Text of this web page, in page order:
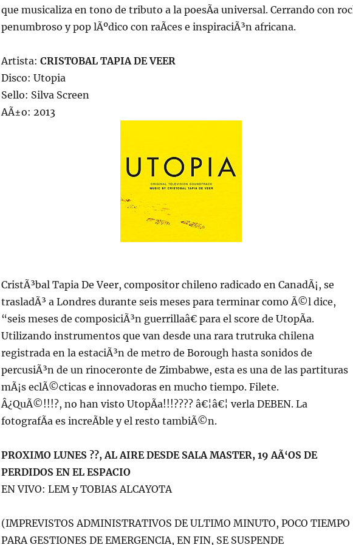
que musicaliza en tono de tributo a la poesÃ­a universal. Cerrando con
penumbroso y pop lÃºdico con raÃ­ces e inspiraciÃ³n africana.
Artista: CRISTOBAL TAPIA DE VEER
Disco: Utopia
Sello: Silva Screen
AÃ±o: 2013
CristÃ³bal Tapia De Veer, compositor chileno radicado en CanadÃ¡, se
trasladÃ³ a Londres durante seis meses para terminar como Ã©l dice,
“seis meses de composiciÃ³n guerrillaâ€ para el score de UtopÃ­a.
Utilizando instrumentos que van desde una rara trutruka chilena
registrada en la estaciÃ³n de metro de Borough hasta sonidos de
percusiÃ³n de un rinoceronte de Zimbabwe, esta es una de las partituras
mÃ¡s eclÃ©cticas e innovadoras en mucho tiempo. Filete.
Â¿QuÃ©!!!?, no han visto UtopÃ­a!!!???? â€¦â€¦ verla DEBEN. La
fotografÃ­a es increÃ­ble y el resto tambiÃ©n.
PROXIMO LUNES ??, AL AIRE DESDE SALA MASTER, 19 AÃ‘OS DE
PERDIDOS EN EL ESPACIO
EN VIVO: LEM y TOBIAS ALCAYOTA
(IMPREVISTOS ADMINISTRATIVOS DE ULTIMO MINUTO, POCO TIEMPO
PARA GESTIONES DE EMERGENCIA, EN FIN, SE SUSPENDE